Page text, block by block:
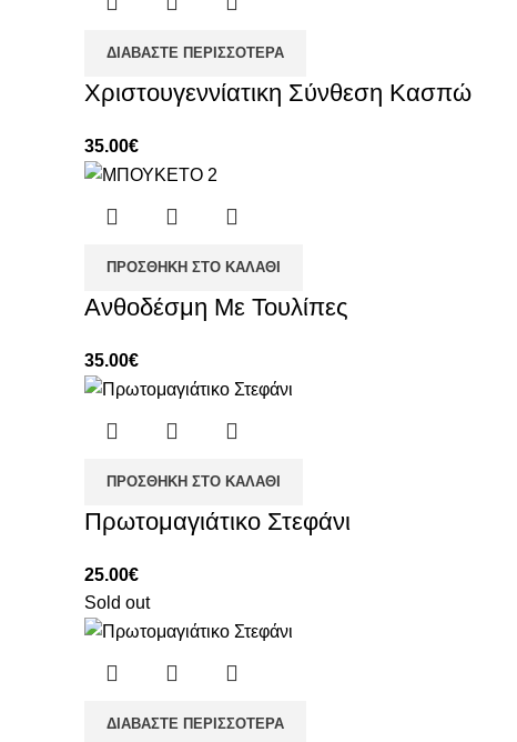
ΔΙΑΒΆΣΤΕ ΠΕΡΙΣΣΌΤΕΡΑ
Χριστουγεννίατικη Σύνθεση Κασπώ
35.00€
ΠΡΟΣΘΉΚΗ ΣΤΟ ΚΑΛΆΘΙ
Ανθοδέσμη Με Τουλίπες
35.00€
ΠΡΟΣΘΉΚΗ ΣΤΟ ΚΑΛΆΘΙ
Πρωτομαγιάτικο Στεφάνι
25.00€
Sold out
ΔΙΑΒΆΣΤΕ ΠΕΡΙΣΣΌΤΕΡΑ